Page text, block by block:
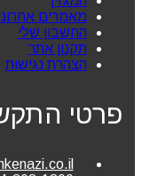
מאמרים
החשבון שלי
תקנון אתר
הצהרת נגישות
פרטי